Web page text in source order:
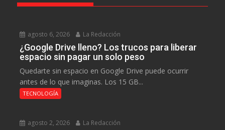
agosto 6, 2026 La Redacción
¿Google Drive lleno? Los trucos para liberar
espacio sin pagar un solo peso
Quedarte sin espacio en Google Drive puede ocurrir
antes de lo que imaginas. Los 15 GB...
TECNOLOGÍA
agosto 2, 2026 La Redacción